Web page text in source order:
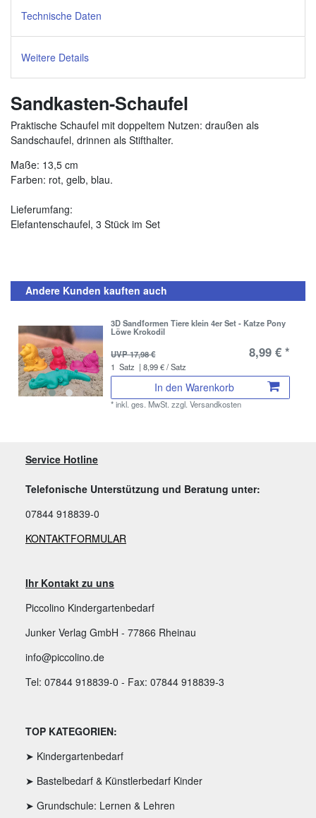
Technische Daten
Weitere Details
Sandkasten-Schaufel
Praktische Schaufel mit doppeltem Nutzen: draußen als
Sandschaufel, drinnen als Stifthalter.
Maße: 13,5 cm
Farben: rot, gelb, blau.
Lieferumfang:
Elefantenschaufel, 3 Stück im Set
Andere Kunden kauften auch
3D Sandformen Tiere klein 4er Set - Katze Pony
Löwe Krokodil
UVP 17,98 €
8,99 € *
1 Satz | 8,99 € / Satz
In den Warenkorb
*inkl. ges. MwSt. zzgl.Versandkosten
Service Hotline
Telefonische Unterstützung und Beratung unter:
07844 918839-0
KONTAKTFORMULAR
Ihr Kontakt zu uns
Piccolino Kindergartenbedarf
Junker Verlag GmbH - 77866 Rheinau
info@piccolino.de
Tel: 07844 918839-0 - Fax: 07844 918839-3
TOP KATEGORIEN:
➤ Kindergartenbedarf
➤ Bastelbedarf & Künstlerbedarf Kinder
➤ Grundschule: Lernen & Lehren